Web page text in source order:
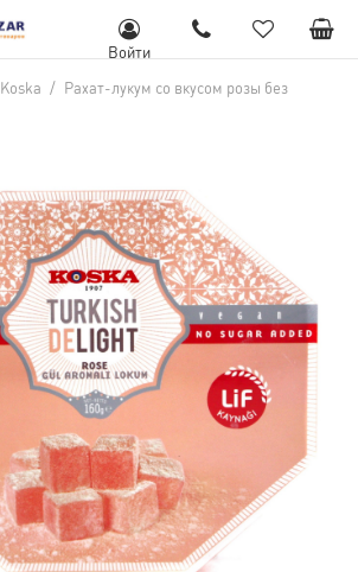
Войти
Koska / Рахат-лукум со вкусом розы без